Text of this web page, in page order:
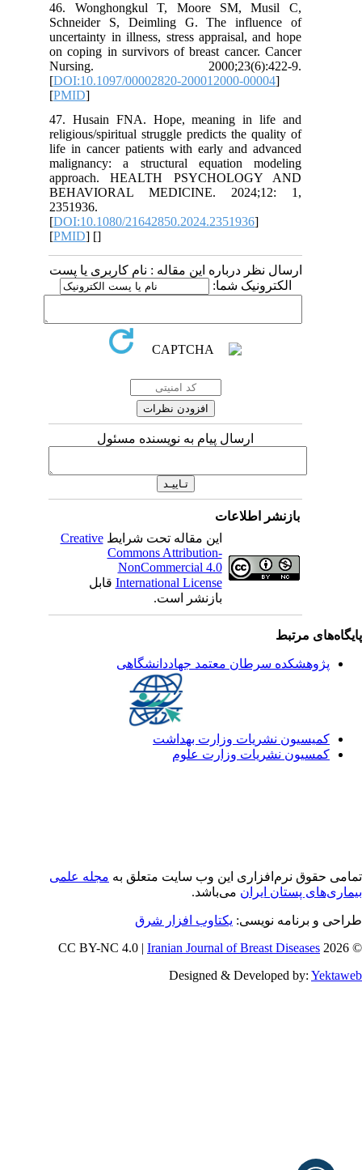
46. Wonghongkul T, Moore SM, Musil C,
Schneider S, Deimling G. The influence of
uncertainty in illness, stress appraisal, and hope
on coping in survivors of breast cancer. Cancer
Nursing. 2000;23(6):422-9.
[DOI:10.1097/00002820-200012000-00004
[PMID
47. Husain FNA. Hope, meaning in life and
religious/spiritual struggle predicts the quality of
life in cancer patients with early and advanced
malignancy: a structural equation modeling
approach. HEALTH PSYCHOLOGY AND
BEHAVIORAL MEDICINE. 2024;12: 1,
2351936.
[DOI:10.1080/21642850.2024.2351936
[PMID] [
ارسال نظر درباره این مقاله : نام کاربری یا پست
الکترونیک شما:
ارسال پیام به نویسنده مسئول
بازنشر اطلاعات
این مقاله تحت شرایطCreative
Commons Attribution-
NonCommercial 4.0
International Licenseقابل
بازنشر است.
مرتبط
پژوهشکده سرطان معتمد جهاددانشگاهی
کمیسیون نشریات وزارت بهداشت
کمسیون نشریات وزارت علوم
حقوق نرم‌افزاری اين وب سایت متعلق بهمجله علمی
پستان ایران می‌باشد.
و برنامه نویسی: یکتاوب افزار شرق
©
Iranian Journal of Breast Diseases
Designed & Developed by: